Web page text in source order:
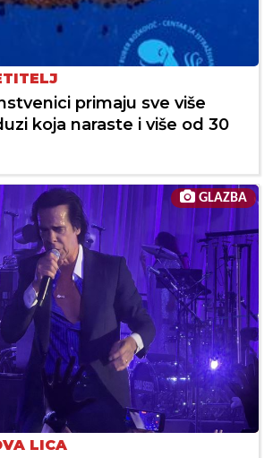
primaju sve više
koja naraste i više od 30
GLAZBA
LICA